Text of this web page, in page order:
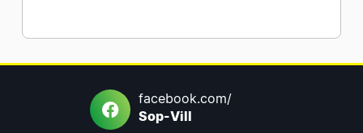
facebook.com/
Sop-Vill